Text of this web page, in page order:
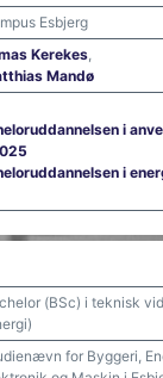
Esbjerg
Kerekes,
Mandø
i
i
(BSc) i teknisk
for Byggeri,